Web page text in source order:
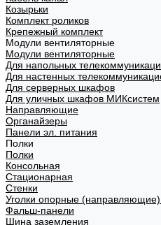
Козырьки
Комплект роликов
Крепежный комплект
Модули вентиляторные
Модули вентиляторные
Для напольных
Для настенных
Для серверных шкафов
Для уличных шкафов МИКсистем
Направляющие
Органайзеры
Панели эл. питания
Полки
Полки
Консольная
Стационарная
Стенки
Уголки опорные
Фальш-панели
Шина заземления